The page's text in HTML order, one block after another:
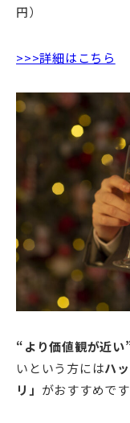
円）
>>>詳細はこちら
“より価値観が近
いという方にはハ
リ」 がおすすめです